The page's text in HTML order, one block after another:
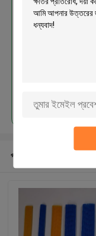
প্রস্তাবিত পণ্য